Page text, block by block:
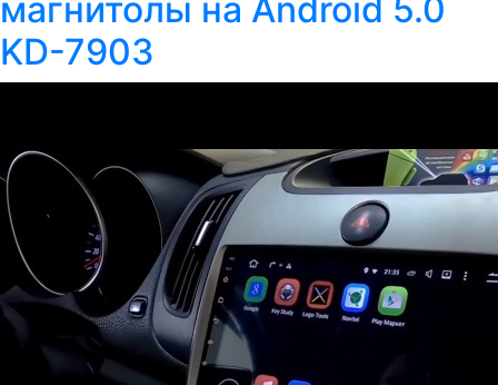
магнитолы на Android 5.0
KD-7903